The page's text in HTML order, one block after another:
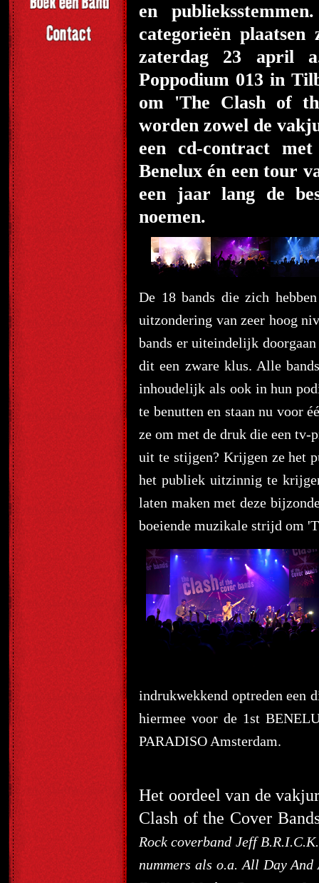
en
categorieën
zaterdag 23 april
Poppodium 013 in
om 'The Clash of
worden zowel de
een cd-contract
Benelux én een tour
een jaar lang de
noemen.
De 18 bands die zich
uitzondering van zeer hoog
bands er uiteindelijk
dit een zware klus. Alle
inhoudelijk als ook in hun
te benutten en staan nu voor
ze om met de druk die een
uit te stijgen? Krijgen ze het
het publiek uitzinnig te
laten maken met deze
boeiende muzikale strijd om
indrukwekkend optreden een
hiermee voor de 1st
PARADISO Amsterdam.
Het oordeel van de
Clash of the Cover
Rock coverband Jeff
nummers als o.a. All Day